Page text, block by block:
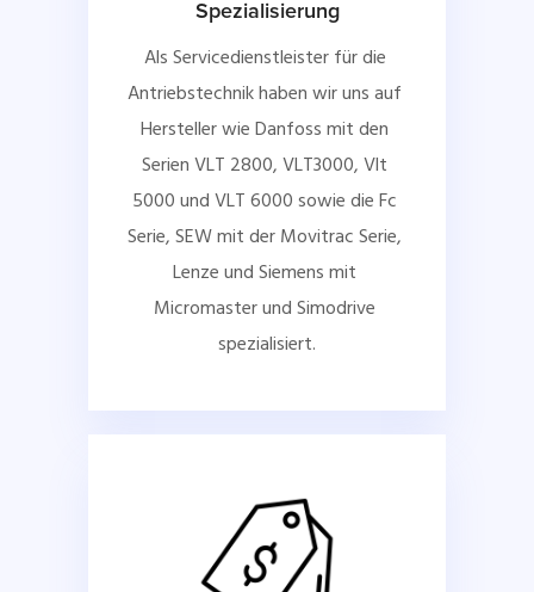
Spezialisierung
Als Servicedienstleister für die
Antriebstechnik haben wir uns auf
Hersteller wie Danfoss mit den
Serien VLT 2800, VLT3000, Vlt
5000 und VLT 6000 sowie die Fc
Serie, SEW mit der Movitrac Serie,
Lenze und Siemens mit
Micromaster und Simodrive
spezialisiert.